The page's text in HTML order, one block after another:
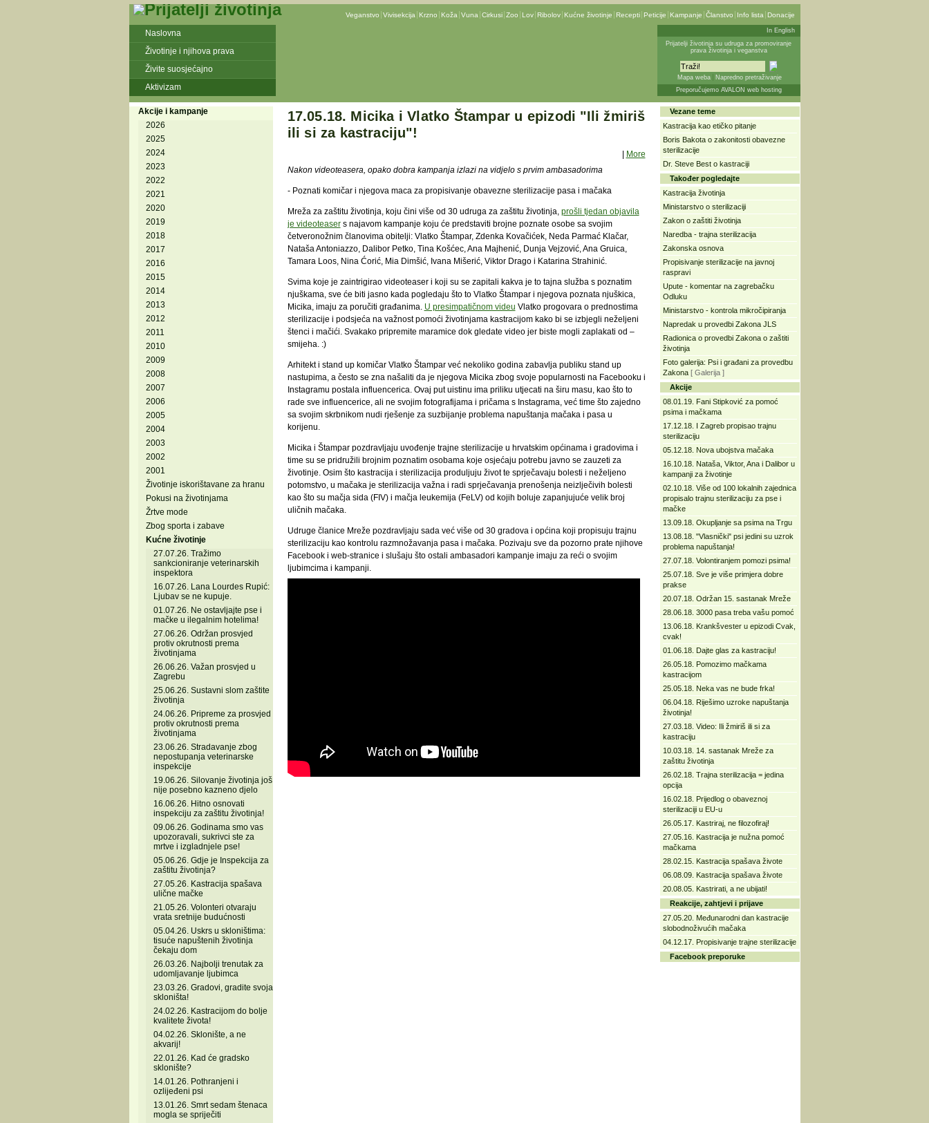
Veganstvo Vivisekcija Krzno Koža Vuna Cirkusi Zoo Lov Ribolov Kućne životinje Recepti Peticije Kampanje Članstvo Info lista Donacije
Naslovna
Životinje i njihova prava
Živite suosjećajno
Aktivizam
In English
Prijatelji životinja su udruga za promoviranje
prava životinja i veganstva
Mapa weba
Napredno pretraživanje
Preporučujemo AVALON web hosting
Akcije i kampanje
2026
2025
2024
2023
2022
2021
2020
2019
2018
2017
2016
2015
2014
2013
2012
2011
2010
2009
2008
2007
2006
2005
2004
2003
2002
2001
Životinje iskorištavane za hranu
Pokusi na životinjama
Žrtve mode
Zbog sporta i zabave
Kućne životinje
27.07.26. Tražimo
sankcioniranje veterinarskih
inspektora
16.07.26. Lana Lourdes Rupić:
Ljubav se ne kupuje.
01.07.26. Ne ostavljajte pse i
mačke u ilegalnim hotelima!
27.06.26. Održan prosvjed
protiv okrutnosti prema
životinjama
26.06.26. Važan prosvjed u
Zagrebu
25.06.26. Sustavni slom zaštite
životinja
24.06.26. Pripreme za prosvjed
protiv okrutnosti prema
životinjama
23.06.26. Stradavanje zbog
nepostupanja veterinarske
inspekcije
19.06.26. Silovanje životinja još
nije posebno kazneno djelo
16.06.26. Hitno osnovati
inspekciju za zaštitu životinja!
09.06.26. Godinama smo vas
upozoravali, sukrivci ste za
mrtve i izgladnjele pse!
05.06.26. Gdje je Inspekcija za
zaštitu životinja?
27.05.26. Kastracija spašava
ulične mačke
21.05.26. Volonteri otvaraju
vrata sretnije budućnosti
05.04.26. Uskrs u skloništima:
tisuće napuštenih životinja
čekaju dom
26.03.26. Najbolji trenutak za
udomljavanje ljubimca
23.03.26. Gradovi, gradite svoja
skloništa!
24.02.26. Kastracijom do bolje
kvalitete života!
04.02.26. Sklonište, a ne
akvarij!
22.01.26. Kad će gradsko
sklonište?
14.01.26. Pothranjeni i
ozlijeđeni psi
13.01.26. Smrt sedam štenaca
mogla se spriječiti
17.05.18. Micika i Vlatko Štampar u epizodi "Ili žmiriš
ili si za kastraciju"!
More
Nakon videoteasera, opako dobra kampanja izlazi na vidjelo s prvim ambasadorima
- Poznati komičar i njegova maca za propisivanje obavezne sterilizacije pasa i mačaka
Mreža za zaštitu životinja, koju čini više od 30 udruga za zaštitu životinja, prošli tjedan objavila
je videoteasers najavom kampanje koju će predstaviti brojne poznate osobe sa svojim
četveronožnim članovima obitelji: Vlatko Štampar, Zdenka Kovačićek, Neda Parmać Klačar,
Nataša Antoniazzo, Dalibor Petko, Tina Košćec, Ana Majhenić, Dunja Vejzović, Ana Gruica,
Tamara Loos, Nina Ćorić, Mia Dimšić, Ivana Mišerić, Viktor Drago i Katarina Strahinić.
Svima koje je zaintrigirao videoteaser i koji su se zapitali kakva je to tajna služba s poznatim
njuškama, sve će biti jasno kada pogledaju što to Vlatko Štampar i njegova poznata njuškica,
Micika, imaju za poručiti građanima. U presimpatičnom videu Vlatko progovara o prednostima
sterilizacije i podsjeća na važnost pomoći životinjama kastracijom kako bi se izbjegli neželjeni
štenci i mačići. Svakako pripremite maramice dok gledate video jer biste mogli zaplakati od –
smijeha. :)
Arhitekt i stand up komičar Vlatko Štampar već nekoliko godina zabavlja publiku stand up
nastupima, a često se zna našaliti da je njegova Micika zbog svoje popularnosti na Facebooku i
Instagramu postala influencerica. Ovaj put uistinu ima priliku utjecati na širu masu, kao što to
rade sve influencerice, ali ne svojim fotografijama i pričama s Instagrama, već time što zajedno
sa svojim skrbnikom nudi rješenje za suzbijanje problema napuštanja mačaka i pasa u
korijenu.
Micika i Štampar pozdravljaju uvođenje trajne sterilizacije u hrvatskim općinama i gradovima i
time su se pridružili brojnim poznatim osobama koje osjećaju potrebu javno se zauzeti za
životinje. Osim što kastracija i sterilizacija produljuju život te sprječavaju bolesti i neželjeno
potomstvo, u mačaka je sterilizacija važna i radi sprječavanja prenošenja neizlječivih bolesti
kao što su mačja sida (FIV) i mačja leukemija (FeLV) od kojih boluje zapanjujuće velik broj
uličnih mačaka.
Udruge članice Mreže pozdravljaju sada već više od 30 gradova i općina koji propisuju trajnu
sterilizaciju kao kontrolu razmnožavanja pasa i mačaka. Pozivaju sve da pozorno prate njihove
Facebook i web-stranice i slušaju što ostali ambasadori kampanje imaju za reći o svojim
ljubimcima i kampanji.
Vezane teme
Kastracija kao etičko pitanje
Boris Bakota o zakonitosti obavezne
sterilizacije
Dr. Steve Best o kastraciji
Također pogledajte
Kastracija životinja
Ministarstvo o sterilizaciji
Zakon o zaštiti životinja
Naredba - trajna sterilizacija
Zakonska osnova
Propisivanje sterilizacije na javnoj
raspravi
Upute - komentar na zagrebačku
Odluku
Ministarstvo - kontrola mikročipiranja
Napredak u provedbi Zakona JLS
Radionica o provedbi Zakona o zaštiti
životinja
Foto galerija: Psi i građani za provedbu
Zakona [ Galerija ]
Akcije
08.01.19. Fani Stipković za pomoć
psima i mačkama
17.12.18. I Zagreb propisao trajnu
sterilizaciju
05.12.18. Nova ubojstva mačaka
16.10.18. Nataša, Viktor, Ana i Dalibor u
kampanji za životinje
02.10.18. Više od 100 lokalnih zajednica
propisalo trajnu sterilizaciju za pse i
mačke
13.09.18. Okupljanje sa psima na Trgu
13.08.18. "Vlasnički" psi jedini su uzrok
problema napuštanja!
27.07.18. Volontiranjem pomozi psima!
25.07.18. Sve je više primjera dobre
prakse
20.07.18. Održan 15. sastanak Mreže
28.06.18. 3000 pasa treba vašu pomoć
13.06.18. Krankšvester u epizodi Cvak,
cvak!
01.06.18. Dajte glas za kastraciju!
26.05.18. Pomozimo mačkama
kastracijom
25.05.18. Neka vas ne bude frka!
06.04.18. Riješimo uzroke napuštanja
životinja!
27.03.18. Video: Ili žmiriš ili si za
kastraciju
10.03.18. 14. sastanak Mreže za
zaštitu životinja
26.02.18. Trajna sterilizacija = jedina
opcija
16.02.18. Prijedlog o obaveznoj
sterilizaciji u EU-u
26.05.17. Kastriraj, ne filozofiraj!
27.05.16. Kastracija je nužna pomoć
mačkama
28.02.15. Kastracija spašava živote
06.08.09. Kastracija spašava živote
20.08.05. Kastrirati, a ne ubijati!
Reakcije, zahtjevi i prijave
27.05.20. Međunarodni dan kastracije
slobodnoživućih mačaka
04.12.17. Propisivanje trajne sterilizacije
Facebook preporuke